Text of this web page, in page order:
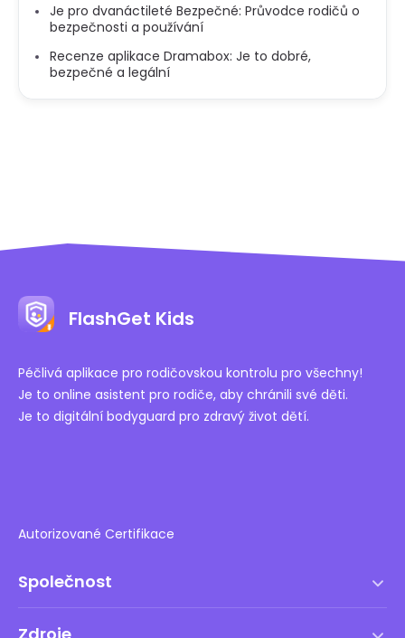
Je pro dvanáctileté Bezpečné: Průvodce rodičů o
bezpečnosti a používání
Recenze aplikace Dramabox: Je to dobré,
bezpečné a legální
FlashGet Kids
Péčlivá aplikace pro rodičovskou kontrolu pro všechny!
Je to online asistent pro rodiče, aby chránili své děti.
Je to digitální bodyguard pro zdravý život dětí.
Autorizované Certifikace
Společnost